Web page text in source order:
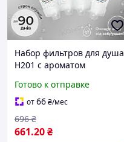
Набор фильтров для душа
H201 с ароматом
FLOWER (4шт)
Готово к отправке
от66₴/мес
661.20₴
696 ₴